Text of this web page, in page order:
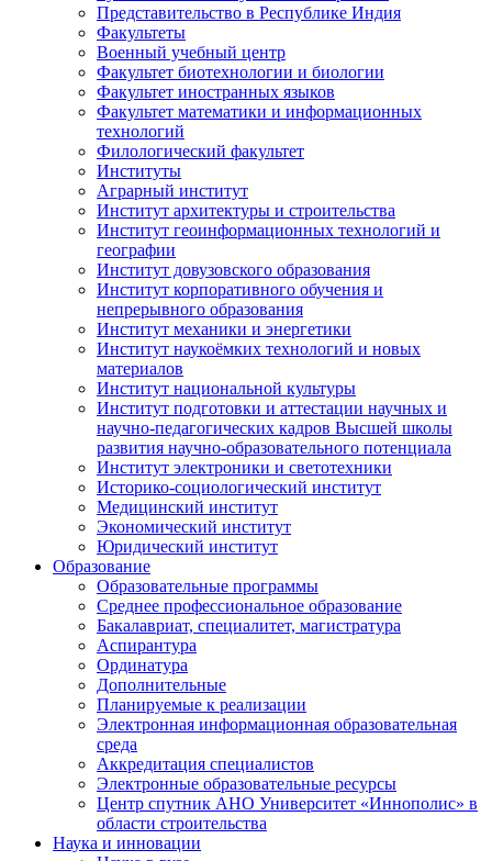
Представительство в Республике Индия
Факультеты
Военный учебный центр
Факультет биотехнологии и биологии
Факультет иностранных языков
Факультет математики и информационных
технологий
Филологический факультет
Институты
Аграрный институт
Институт архитектуры и строительства
Институт геоинформационных технологий и
географии
Институт довузовского образования
Институт корпоративного обучения и
непрерывного образования
Институт механики и энергетики
Институт наукоёмких технологий и новых
материалов
Институт национальной культуры
Институт подготовки и аттестации научных и
научно-педагогических кадров Высшей школы
развития научно-образовательного потенциала
Институт электроники и светотехники
Историко-социологический институт
Медицинский институт
Экономический институт
Юридический институт
Образование
Образовательные программы
Среднее профессиональное образование
Бакалавриат, специалитет, магистратура
Аспирантура
Ординатура
Дополнительные
Планируемые к реализации
Электронная информационная образовательная
среда
Аккредитация специалистов
Электронные образовательные ресурсы
Центр спутник АНО Университет «Иннополис» в
области строительства
Наука и инновации